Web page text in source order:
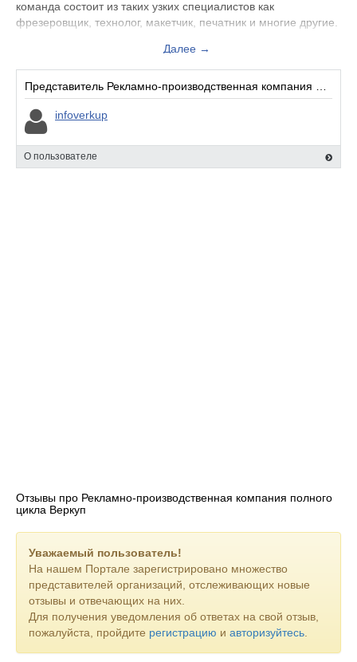
команда состоит из таких узких специалистов как
фрезеровщик, технолог, макетчик, печатник и многие другие.
Помимо большой команды и широкого спектра услуг, мы
гордимся своей большой базой клиентов, которые стали
нашими постоянными покупателями и доверяют нам
рекламное производство на своих новых проектах. Компания
Verkup за годы работы зарекомендовала себя на рекламном
рынке Москвы и Московской области.
Далее →
infoverkup
О пользователе
Отзывы про Рекламно-производственная компания полного
цикла Веркуп
Уважаемый пользователь!
На нашем Портале зарегистрировано множество
представителей организаций, отслеживающих новые
отзывы и отвечающих на них.
Для получения уведомления об ответах на свой отзыв,
пожалуйста, пройдите регистрацию и авторизуйтесь